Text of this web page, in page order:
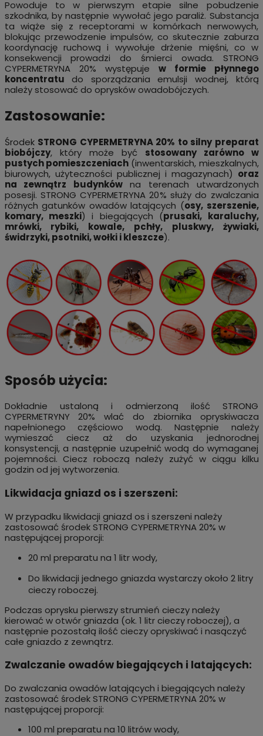
Powoduje to w pierwszym etapie silne pobudzenie
szkodnika, by następnie wywołać jego paraliż. Substancja
ta wiąże się z receptorami w komórkach nerwowych,
blokując przewodzenie impulsów, co skutecznie zaburza
koordynację ruchową i wywołuje drżenie mięśni, co w
konsekwencji prowadzi do śmierci owada. STRONG
CYPERMETRYNA 20% występuje w formie płynnego
koncentratu do sporządzania emulsji wodnej, którą
należy stosować do oprysków owadobójczych.
Zastosowanie:
Środek STRONG CYPERMETRYNA 20% to silny preparat
biobójczy, który może być stosowany zarówno w
pustych pomieszczeniach(inwentarskich, mieszkalnych,
biurowych, użyteczności publicznej i magazynach) oraz
na zewnątrz budynkówna terenach utwardzonych
posesji. STRONG CYPERMETRYNA 20% służy do zwalczania
różnych gatunków owadów latających (osy, szerszenie,
komary, meszki) i biegających (prusaki, karaluchy,
mrówki, rybiki, kowale, pchły, pluskwy, żywiaki,
świdrzyki, psotniki, wołki i kleszcze).
Sposób użycia:
Dokładnie ustaloną i odmierzoną ilość STRONG
CYPERMETRYNY 20% wlać do zbiornika opryskiwacza
napełnionego częściowo wodą. Następnie należy
wymieszać ciecz aż do uzyskania jednorodnej
konsystencji, a następnie uzupełnić wodą do wymaganej
pojemności. Ciecz roboczą należy zużyć w ciągu kilku
godzin od jej wytworzenia.
Likwidacja gniazd os i szerszeni:
W przypadku likwidacji gniazd os i szerszeni należy
zastosować środek STRONG CYPERMETRYNA 20% w
następującej proporcji:
20 ml preparatu na 1 litr wody,
Do likwidacji jednego gniazda wystarczy około 2 litry
cieczy roboczej.
Podczas oprysku pierwszy strumień cieczy należy
kierować w otwór gniazda (ok. 1 litr cieczy roboczej), a
następnie pozostałą ilość cieczy opryskiwać i nasączyć
całe gniazdo z zewnątrz.
Zwalczanie owadów biegających i latających:
Do zwalczania owadów latających i biegających należy
zastosować środek STRONG CYPERMETRYNA 20% w
następującej proporcji:
100 ml preparatu na 10 litrów wody,